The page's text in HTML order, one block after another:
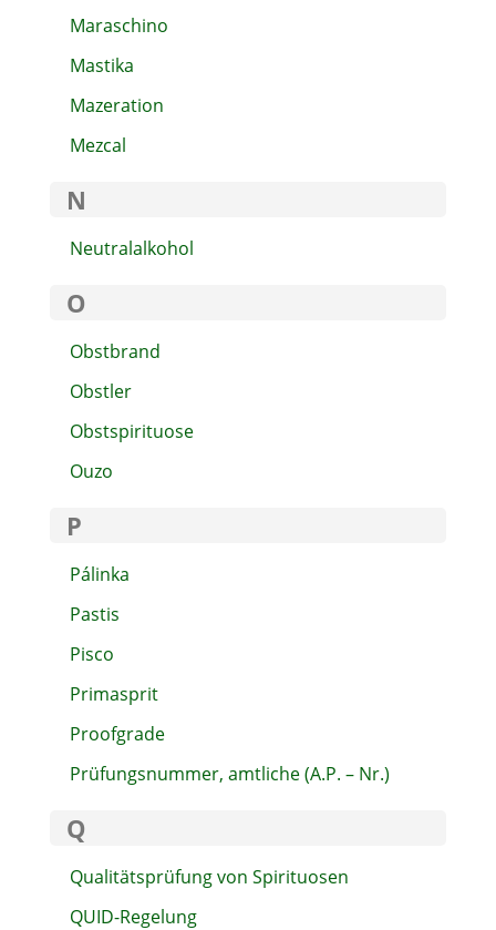
Maraschino
Mastika
Mazeration
Mezcal
N
Neutralalkohol
O
Obstbrand
Obstler
Obstspirituose
Ouzo
P
Pálinka
Pastis
Pisco
Primasprit
Proofgrade
Prüfungsnummer, amtliche (A.P. – Nr.)
Q
Qualitätsprüfung von Spirituosen
QUID-Regelung